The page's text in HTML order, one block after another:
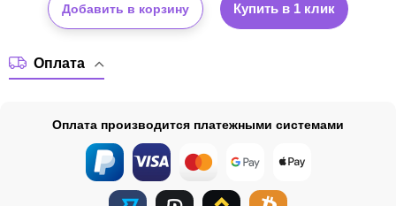
Добавить в корзину Купить в 1 клик
Оплата
Оплата производится платежными системами